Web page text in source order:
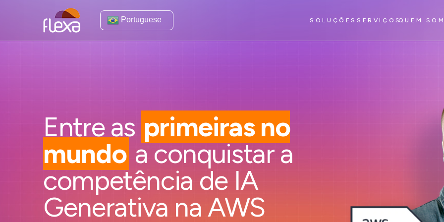
Portuguese SOLUÇÕES SERVIÇOSQUEM
Entre as primeiras no
mundo a conquistar a
competência de IA
Generativa na AWS